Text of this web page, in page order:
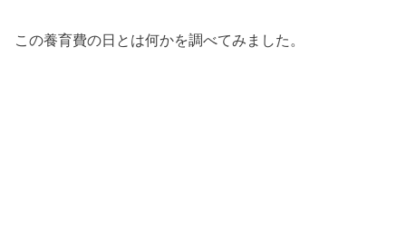
この養育費の日とは何かを調べてみました。